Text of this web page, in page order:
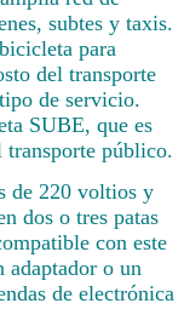
subtes y taxis.
para
del transporte
de servicio.
SUBE, que es
transporte público.
de 220 voltios y
dos o tres patas
con este
adaptador o un
de electrónica